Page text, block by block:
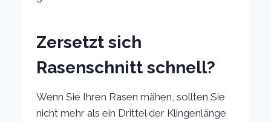
Zersetzt sich
Rasenschnitt schnell?
Wenn Sie Ihren Rasen mähen, sollten Sie
nicht mehr als ein Drittel der Klingenlänge